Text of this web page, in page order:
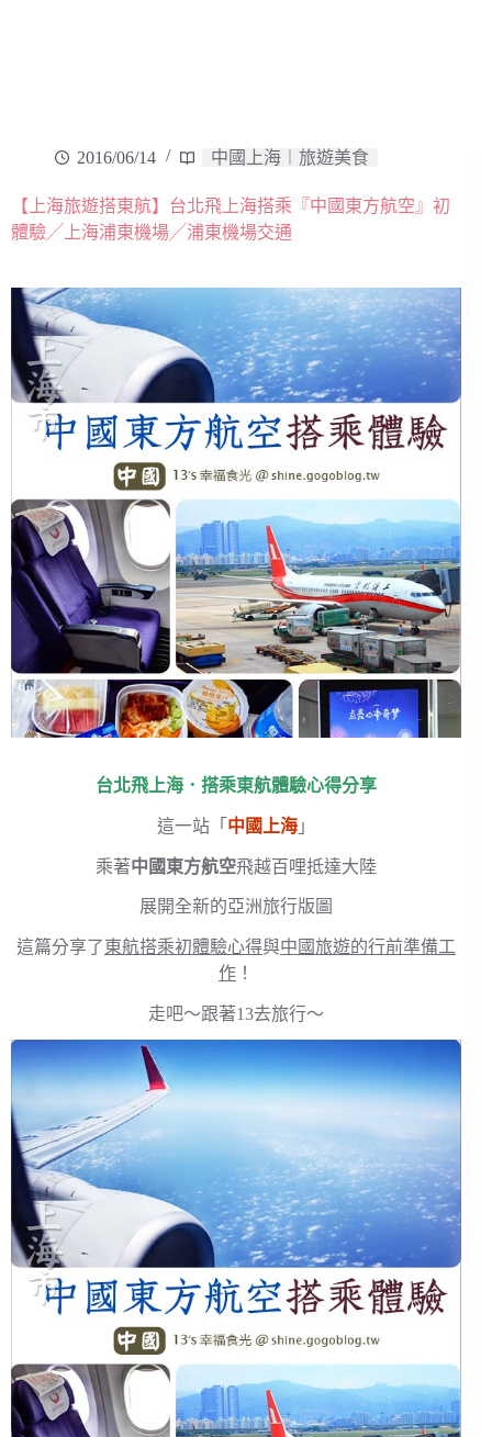
2016/06/14 中國上海︱旅遊美食
【上海旅遊搭東航】台北飛上海搭乘『中國東方航空』初
體驗╱上海浦東機場╱浦東機場交通
台北飛上海．搭乘東航體驗心得分享
這一站「 中國上海 」
乘著中國東方航空飛越百哩抵達大陸
展開全新的亞洲旅行版圖
這篇分享了東航搭乘初體驗心得與中國旅遊的行前準備工
作 ！
走吧～跟著13去旅行～